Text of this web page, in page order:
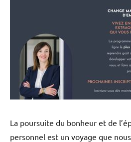
La poursuite du bonheur et de
personnel est un voyage que